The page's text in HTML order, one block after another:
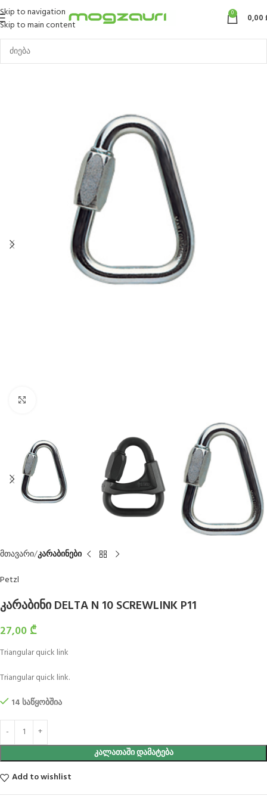
Skip to navigation
Skip to main content
0 0,00
მთავარი კარაბინები
Petzl
კარაბინი DELTA N 10 SCREWLINK P11
27,00 ₾
Triangular quick link
Triangular quick link.
14 საწყობშია
ᲙᲐᲚᲐᲗᲐᲨᲘ ᲓᲐᲛᲐᲢᲔᲑᲐ
Add to wishlist